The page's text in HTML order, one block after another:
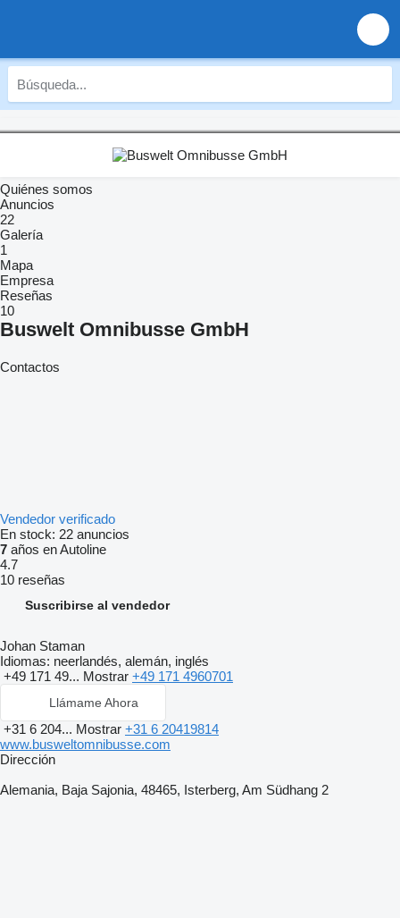
Quiénes somos
Anuncios
22
Galería
1
Mapa
Empresa
Reseñas
10
Buswelt Omnibusse GmbH
Contactos
Vendedor verificado
En stock: 22 anuncios
7 años en Autoline
4.7
10 reseñas
Suscribirse al vendedor
Johan Staman
Idiomas: neerlandés, alemán, inglés
+49 171 49... Mostrar +49 171 4960701
Llámame Ahora
+31 6 204... Mostrar +31 6 20419814
www.busweltomnibusse.com
Dirección
Alemania, Baja Sajonia, 48465, Isterberg, Am Südhang 2